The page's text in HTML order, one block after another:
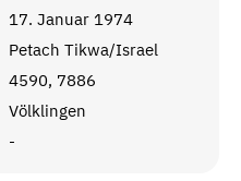
17. Januar 1974
Petach Tikwa/Israel
4590, 7886
Völklingen
-